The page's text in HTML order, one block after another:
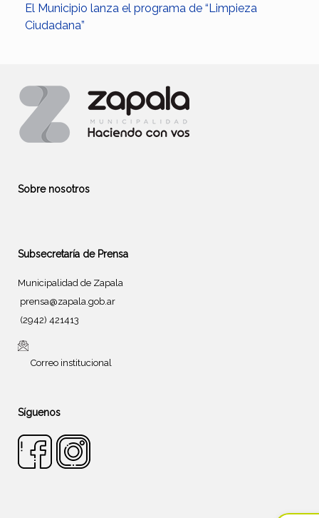
El Municipio lanza el programa de “Limpieza
Ciudadana”
Sobre nosotros
Subsecretaría de Prensa
Municipalidad de Zapala
prensa@zapala.gob.ar
(2942) 421413
Correo institucional
Síguenos